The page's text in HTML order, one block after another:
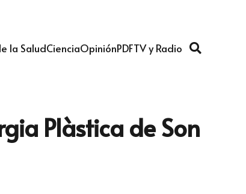
la SaludCienciaOpiniónPDFTV y Radio
Plàstica de Son